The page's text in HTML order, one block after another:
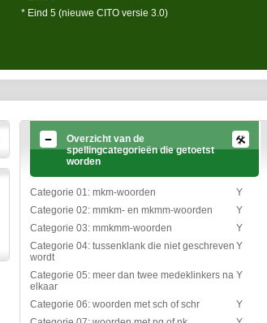
* Eind 5 (nieuwe CITO versie 3.0)
Overzicht van de
spellingcategorieën die getoetst
worden
Categorie 01: mkm-woorden
Y
Categorie 02: mmkm- en mkmm-woorden
Y
Categorie 03: mmkmm-woorden
Y
Categorie 04: tussenklank die niet geschreven
wordt
Y
Categorie 05: meer dan twee medeklinkers na
elkaar
Y
Categorie 06: woorden met sch of schr
Y